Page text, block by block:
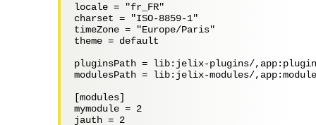
locale = "fr_FR"
charset = "ISO-8859-1"
timeZone = "Europe/Paris"
theme = default
pluginsPath = lib:jelix-plugins/
modulesPath = lib:jelix-modules/
[modules]
mymodule = 2
jauth = 2